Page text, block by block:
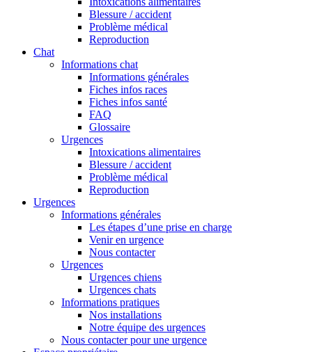
Blessure / accident
Problème médical
Reproduction
Chat
Informations chat
Informations générales
Fiches infos races
Fiches infos santé
FAQ
Glossaire
Urgences
Intoxications alimentaires
Blessure / accident
Problème médical
Reproduction
Urgences
Informations générales
Les étapes d’une prise en charge
Venir en urgence
Nous contacter
Urgences
Urgences chiens
Urgences chats
Informations pratiques
Nos installations
Notre équipe des urgences
Nous contacter pour une urgence